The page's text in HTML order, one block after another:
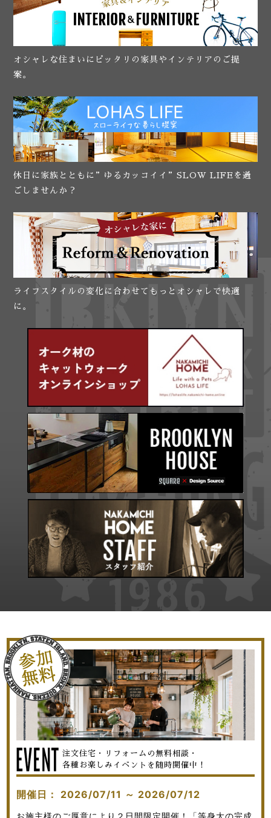
オシャレな住まいにピッタリの家具やインテリアのご提
案。
休日に家族とともに”ゆるカッコイイ”SLOW LIFEを過
ごしませんか？
ライフスタイルの変化に合わせてもっとオシャレで快適
に。
注文住宅・リフォームの無料相談・
各種お楽しみイベントを随時開催中！
開催日： 2026/07/11 ～ 2026/07/12